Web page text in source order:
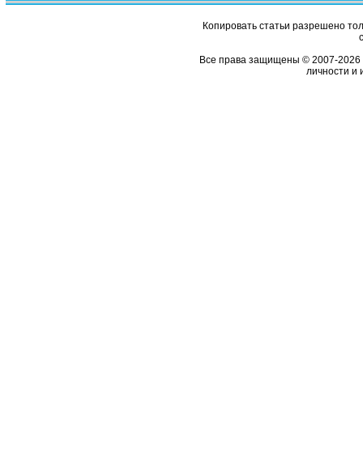
Копировать статьи разрешено
Все права защищены © 2007-2026
личности и